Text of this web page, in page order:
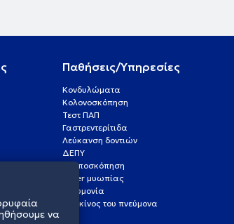
Παθήσεις/Υπηρεσίες
Κονδυλώματα
Κολονοσκόπηση
Τεστ ΠΑΠ
Γαστρεντερίτιδα
Λεύκανση δοντιών
ΔΕΠΥ
Κολποσκόπηση
Laser μυωπίας
Πνευμονία
Καρκίνος του πνεύμονα
να